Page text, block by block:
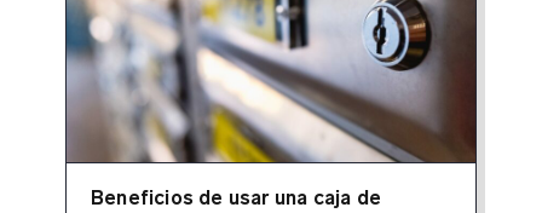
Beneficios de usar una caja de